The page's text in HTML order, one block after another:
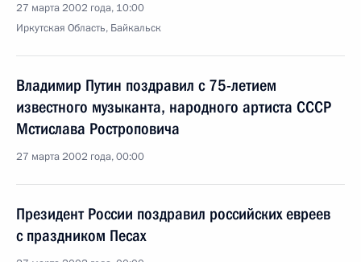
27 марта 2002 года, 10:00
Иркутская Область, Байкальск
Владимир Путин поздравил с 75-летием
известного музыканта, народного артиста СССР
Мстислава Ростроповича
27 марта 2002 года, 00:00
Президент России поздравил российских евреев
с праздником Песах